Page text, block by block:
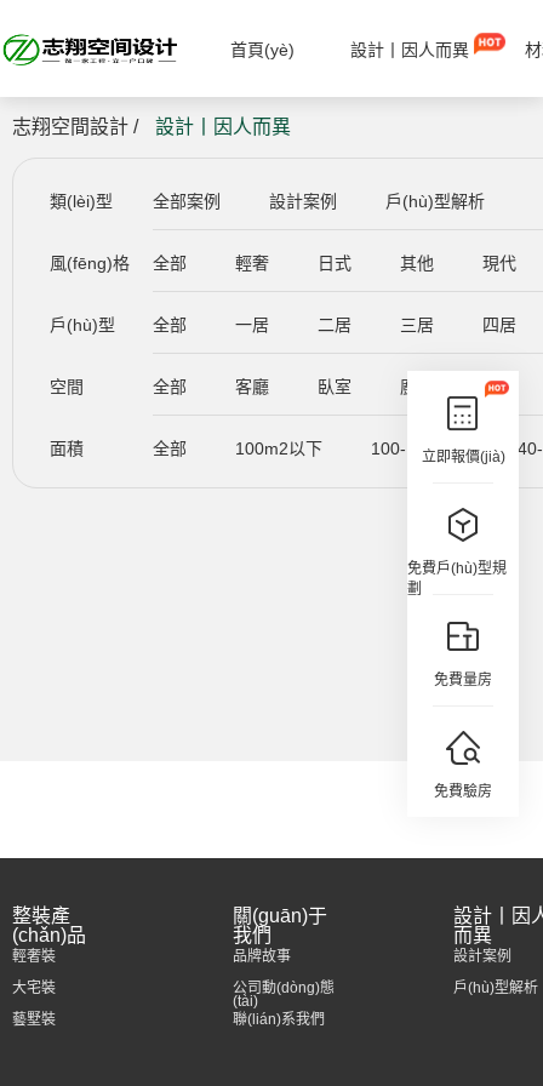
首頁(yè) 設計丨因人而異
立即報價(jià)
免費戶(hù)型規
劃
免費量房
免費驗房
志翔空間設計 / 設計丨因人而異
類(lèi)型 全部案例 設計案例 戶(hù)型解析
風(fēng)格 全部 輕奢 日式 其他 現代
戶(hù)型 全部 一居 二居 三居 四居
空間 全部 客廳 臥室 廚房 餐廳
面積 全部 100m2以下 100-140m2
整裝產
(chǎn)品
輕奢裝
大宅裝
藝墅裝
關(guān)于
我們
品牌故事
公司動(dòng)態
(tài)
聯(lián)系我們
設計丨因
而異
設計案例
戶(hù)型解析